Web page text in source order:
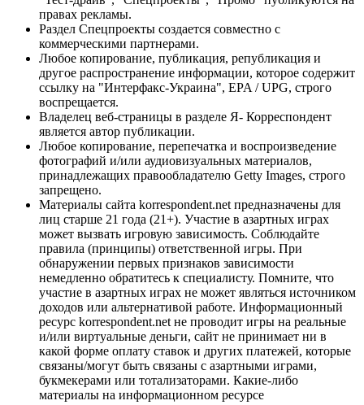
правах рекламы.
Раздел Спецпроекты создается совместно с
коммерческими партнерами.
Любое копирование, публикация, републикация и
другое распространение информации, которое содержит
ссылку на "Интерфакс-Украина", EPA / UPG, строго
воспрещается.
Владелец веб-страницы в разделе Я- Корреспондент
является автор публикации.
Любое копирование, перепечатка и воспроизведение
фотографий и/или аудиовизуальных материалов,
принадлежащих правообладателю Getty Images, строго
запрещено.
Материалы сайта korrespondent.net предназначены для
лиц старше 21 года (21+). Участие в азартных играх
может вызвать игровую зависимость. Соблюдайте
правила (принципы) ответственной игры. При
обнаружении первых признаков зависимости
немедленно обратитесь к специалисту. Помните, что
участие в азартных играх не может являться источником
доходов или альтернативой работе. Информационный
ресурс korrespondent.net не проводит игры на реальные
и/или виртуальные деньги, сайт не принимает ни в
какой форме оплату ставок и других платежей, которые
связаны/могут быть связаны с азартными играми,
букмекерами или тотализаторами. Какие-либо
материалы на информационном ресурсе